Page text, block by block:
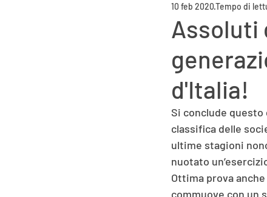
SCUOLA NUOTO
Assoluti
d'Italia!
10 feb 2020Tempo di
Si conclude
classifica delle
ultime stagioni
nuotato
Ottima prova
commuove con un